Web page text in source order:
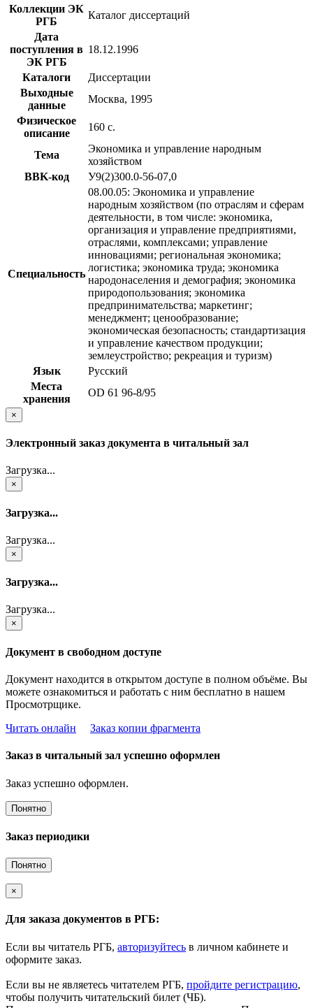
Коллекции ЭК
РГБ
Каталог диссертаций
Дата
поступления в
ЭК РГБ
18.12.1996
Каталоги
Диссертации
Выходные
данные
Москва, 1995
Физическое
описание
160 с.
Тема
Экономика и управление народным
хозяйством
BBK-код
У9(2)300.0-56-07,0
Специальность
08.00.05: Экономика и управление
народным хозяйством (по отраслям и сферам
деятельности, в том числе: экономика,
организация и управление предприятиями,
отраслями, комплексами; управление
инновациями; региональная экономика;
логистика; экономика труда; экономика
народонаселения и демография; экономика
природопользования; экономика
предпринимательства; маркетинг;
менеджмент; ценообразование;
экономическая безопасность; стандартизация
и управление качеством продукции;
землеустройство; рекреация и туризм)
Язык
Русский
Места
хранения
OD 61 96-8/95
×
Электронный заказ документа в читальный зал
Загрузка...
×
Загрузка...
Загрузка...
×
Загрузка...
Загрузка...
×
Документ в свободном доступе
Документ находится в открытом доступе в полном объёме. Вы
можете ознакомиться и работать с ним бесплатно в нашем
Просмотрщике.
Читать онлайн
Заказ копии фрагмента
Заказ в читальный зал успешно оформлен
Заказ успешно оформлен.
Понятно
Заказ периодики
Понятно
×
Для заказа документов в РГБ:
Если вы читатель РГБ, авторизуйтесь в личном кабинете и
оформите заказ.
Если вы не являетесь читателем РГБ, пройдите регистрацию,
чтобы получить читательский билет (ЧБ).